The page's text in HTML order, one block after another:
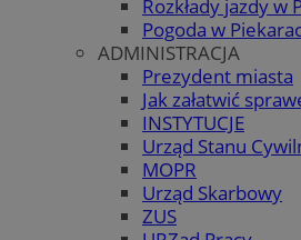
Rozkłady jazdy w
Pogoda w
ADMINISTRACJA
Prezydent miasta
Jak załatwić
INSTYTUCJE
Urząd Stanu
MOPR
Urząd Skarbowy
ZUS